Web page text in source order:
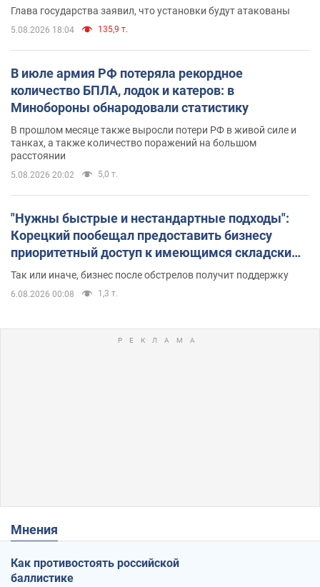
Глава государства заявил, что установки будут атакованы
5.08.2026 18:04 135,9 т.
В июле армия РФ потеряла рекордное
количество БПЛА, лодок и катеров: в
Минобороны обнародовали статистику
В прошлом месяце также выросли потери РФ в живой силе и
танках, а также количество поражений на большом
расстоянии
5.08.2026 20:02 5,0 т.
"Нужны быстрые и нестандартные подходы":
Корецкий пообещал предоставить бизнесу
приоритетный доступ к имеющимся складским
помещениям
Так или иначе, бизнес после обстрелов получит поддержку
6.08.2026 00:08 1,3 т.
Мнения
Как противостоять российской
баллистике